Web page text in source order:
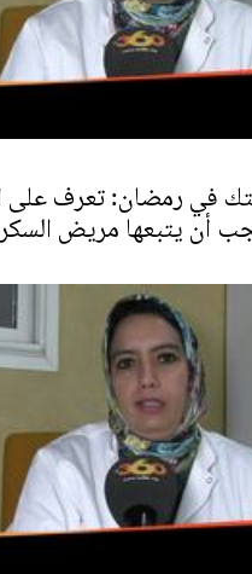
في رمضان: تعرف على
يجب أن يتبعها مريض